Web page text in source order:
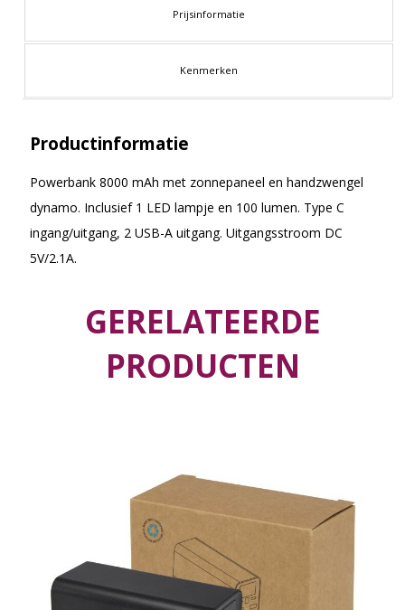
Prijsinformatie
Kenmerken
Productinformatie
Powerbank 8000 mAh met zonnepaneel en handzwengel
dynamo. Inclusief 1 LED lampje en 100 lumen. Type C
ingang/uitgang, 2 USB-A uitgang. Uitgangsstroom DC
5V/2.1A.
GERELATEERDE
PRODUCTEN